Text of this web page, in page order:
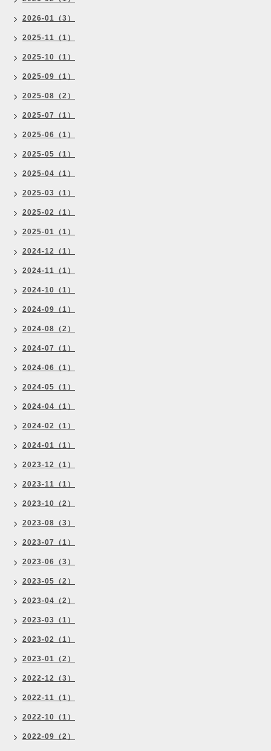
2026-01（3）
2025-11（1）
2025-10（1）
2025-09（1）
2025-08（2）
2025-07（1）
2025-06（1）
2025-05（1）
2025-04（1）
2025-03（1）
2025-02（1）
2025-01（1）
2024-12（1）
2024-11（1）
2024-10（1）
2024-09（1）
2024-08（2）
2024-07（1）
2024-06（1）
2024-05（1）
2024-04（1）
2024-02（1）
2024-01（1）
2023-12（1）
2023-11（1）
2023-10（2）
2023-08（3）
2023-07（1）
2023-06（3）
2023-05（2）
2023-04（2）
2023-03（1）
2023-02（1）
2023-01（2）
2022-12（3）
2022-11（1）
2022-10（1）
2022-09（2）